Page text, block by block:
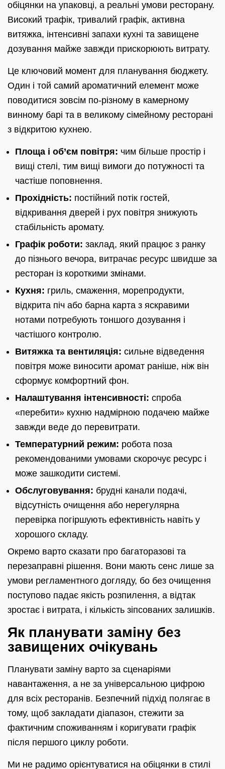
обіцянки на упаковці, а реальні умови ресторану.
Високий трафік, тривалий графік, активна
витяжка, інтенсивні запахи кухні та завищене
дозування майже завжди прискорюють витрату.
Це ключовий момент для планування бюджету.
Один і той самий ароматичний елемент може
поводитися зовсім по-різному в камерному
винному барі та в великому сімейному ресторані
з відкритою кухнею.
Площа і об’єм повітря: чим більше простір і
вищі стелі, тим вищі вимоги до потужності та
частіше поповнення.
Прохідність: постійний потік гостей,
відкривання дверей і рух повітря знижують
стабільність аромату.
Графік роботи: заклад, який працює з ранку
до пізнього вечора, витрачає ресурс швидше за
ресторан із короткими змінами.
Кухня: гриль, смаження, морепродукти,
відкрита піч або барна карта з яскравими
нотами потребують тоншого дозування і
частішого контролю.
Витяжка та вентиляція: сильне відведення
повітря може виносити аромат раніше, ніж він
сформує комфортний фон.
Налаштування інтенсивності: спроба
«перебити» кухню надмірною подачею майже
завжди веде до перевитрати.
Температурний режим: робота поза
рекомендованими умовами скорочує ресурс і
може зашкодити системі.
Обслуговування: брудні канали подачі,
відсутність очищення або нерегулярна
перевірка погіршують ефективність навіть у
хорошого складу.
Окремо варто сказати про багаторазові та
перезаправні рішення. Вони мають сенс лише за
умови регламентного догляду, бо без очищення
поступово падає якість розпилення, а відтак
зростає і витрата, і кількість зіпсованих залишків.
Як планувати заміну без
завищених очікувань
Планувати заміну варто за сценаріями
навантаження, а не за універсальною цифрою
для всіх ресторанів. Безпечний підхід полягає в
тому, щоб закладати діапазон, стежити за
фактичним споживанням і коригувати графік
після першого циклу роботи.
Ми не радимо орієнтуватися на обіцянки в стилі